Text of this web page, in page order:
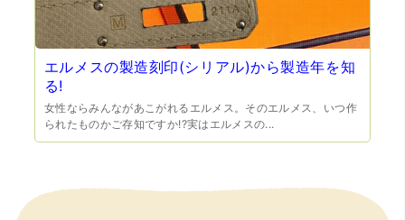
（兵庫県宝塚市）預かって頂くときに持っていた方の宝石
も見て頂く事が出き、購入した商品の価値をいろいろ教え
エルメスの製造刻印(シリアル)から製造年を知
る!
女性ならみんながあこがれるエルメス。そのエルメス、いつ作
られたものかご存知ですか!?実はエルメスの...